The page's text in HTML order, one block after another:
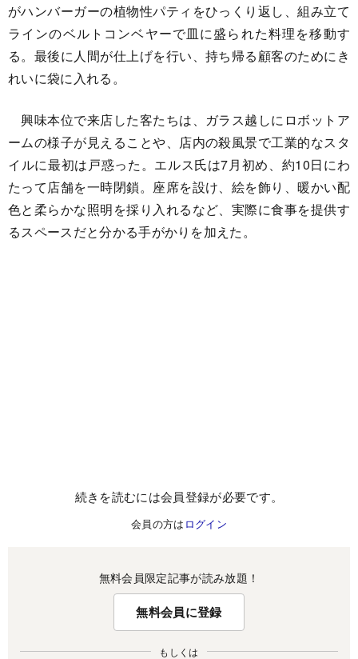
がハンバーガーの植物性パティをひっくり返し、組み立て
ラインのベルトコンベヤーで皿に盛られた料理を移動す
る。最後に人間が仕上げを行い、持ち帰る顧客のためにき
れいに袋に入れる。
興味本位で来店した客たちは、ガラス越しにロボットア
ームの様子が見えることや、店内の殺風景で工業的なスタ
イルに最初は戸惑った。エルス氏は7月初め、約10日にわ
たって店舗を一時閉鎖。座席を設け、絵を飾り、暖かい配
色と柔らかな照明を採り入れるなど、実際に食事を提供す
るスペースだと分かる手がかりを加えた。
続きを読むには会員登録が必要です。
会員の方は ログイン
無料会員限定記事が読み放題！
無料会員に登録
もしくは